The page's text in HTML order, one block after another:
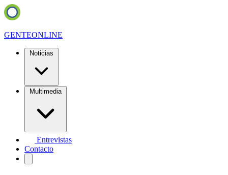
GENTEONLINE
Noticias
Multimedia
Entrevistas
Contacto